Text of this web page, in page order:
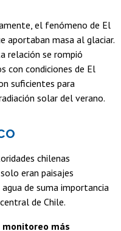
el fenómeno de El
aportaban masa al glaciar.
relación se rompió
con condiciones de El
suficientes para
solar del verano.
chilenas
eran paisajes
de suma importancia
de Chile.
más